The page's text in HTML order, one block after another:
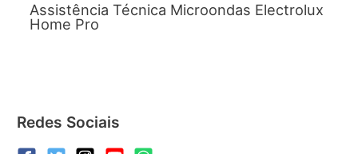
Assistência Técnica Microondas Electrolux
Home Pro
Redes Sociais